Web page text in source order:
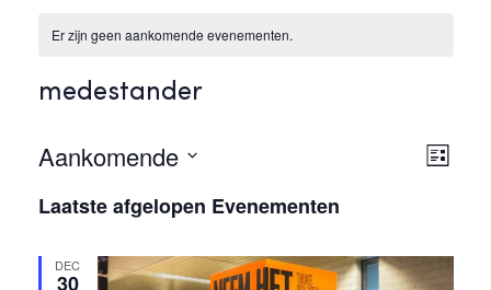
Er zijn geen aankomende evenementen.
medestander
Lijst
Aankomende
een
Laatste afgelopen Evenementen
DEC
30